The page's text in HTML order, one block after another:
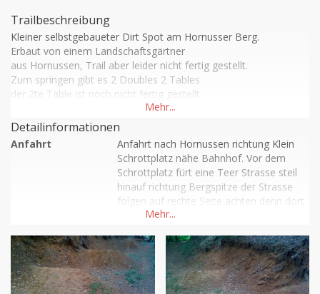
Trailbeschreibung
Kleiner selbstgebaueter Dirt Spot am Hornusser Berg.
Erbaut von einem Landschaftsgärtner
aus Hornussen, Trail aber leider nicht fertig gestellt.
Zum springen gibt es 2 Doubles 2 Tables
der 2te Table ist noch nicht fertig gestellt.
Auf der anlauf Strecke gibt es eine art Step Down Sprung
danach folgen die Doubles dann die Tables.
Trail von ihm aber ist nicht mehr viel zu sehen.
Detailinformationen
Anfahrt
Anfahrt nach Hornussen richtung Klein
Schrottplatz nähe Bahnhof. Vor dem
Schrottplatz fürt eine Teer Strasse steil
hinauf richtung Bergspitze der Strasse
folgen auf rechte Seite achten denn dort
sieht man den Weg der aussieht wie ein
den Kickern führt.